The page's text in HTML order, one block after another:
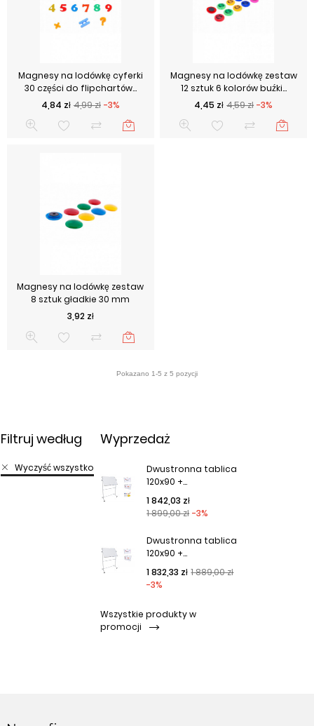
Magnesy na lodówkę cyferki
30 części do flipchartów...
Cena podstawowa
4,99 zł -3%
Cena
4,84 zł
Magnesy na lodówkę zestaw
12 sztuk 6 kolorów buźki...
Cena podstawowa
4,59 zł -3%
Cena
4,45 zł
Magnesy na lodówkę zestaw
8 sztuk gładkie 30 mm
Cena
3,92 zł
Filtruj według
Wyczyść wszystko
Wyprzedaż
Dwustronna tablica
120x90 +...
Cena podstawowa
1 899,00 zł -3%
Cena
1 842,03 zł
Dwustronna tablica
120x90 +...
Cena podstawowa
1 889,00 zł
-3%
Cena
1 832,33 zł
Wszystkie produkty w
promocji